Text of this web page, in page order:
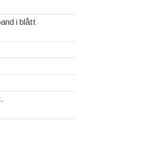
i blått